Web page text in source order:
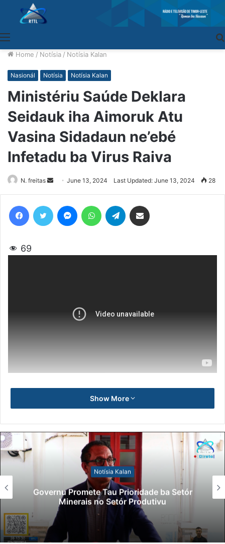
Home / Notísia / Notísia Kalan
Nasionál Notísia Notísia Kalan
Ministériu Saúde Deklara
Seidauk iha Aimoruk Atu
Vasina Sidadaun ne’ebé
Infetadu ba Virus Raiva
N. freitas
Send
an
email
June 13, 2024 Last Updated: June 13, 2024 28
69
Show More
Notísia Kalan
Governu Promete Tau Prioridade ba Setór
Minerais no Setór Produtivu